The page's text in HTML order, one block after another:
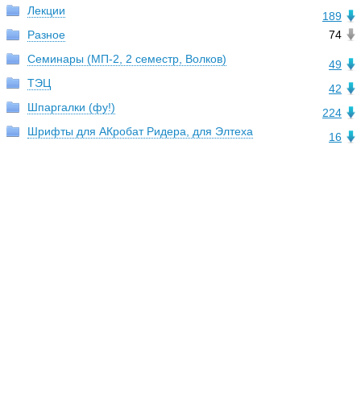
189
Лекции
74
Разное
49
Семинары (МП-2, 2 семестр, Волков)
42
ТЭЦ
224
Шпаргалки (фу!)
16
Шрифты для АКробат Ридера, для Элтеха